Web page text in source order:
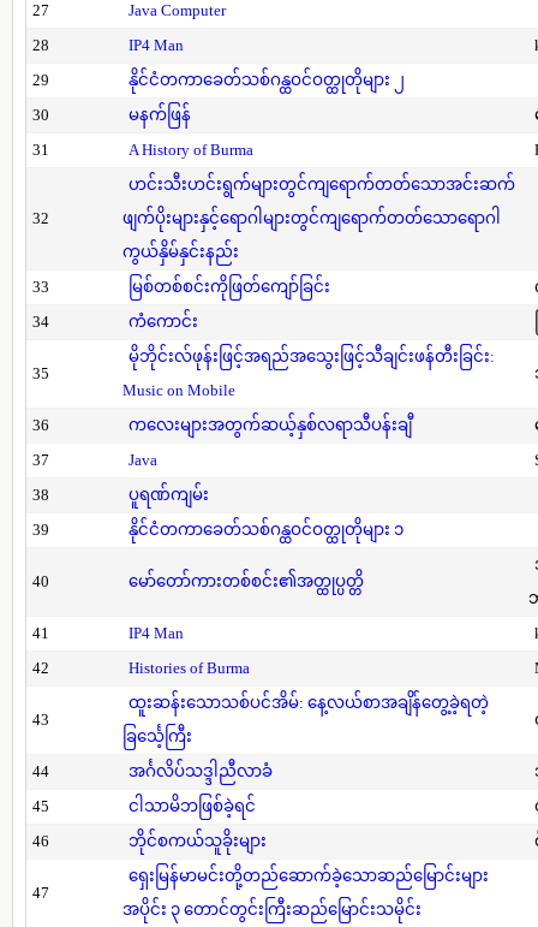
27
Java Computer
28
IP4 Man
29
နိုင်ငံတကာခေတ်သစ်ဂန္ထဝင်ဝတ္ထုတိုများ ၂
30
မနက်ဖြန်
31
A History of Burma
32
ဟင်းသီးဟင်းရွက်များတွင်ကျရောက်တတ်သောအင်းဆက်
ဖျက်ပိုးများနှင့်ရောဂါများတွင်ကျရောက်တတ်သောရောဂါ
ကွယ်နှိမ်နှင်းနည်း
33
မြစ်တစ်စင်းကိုဖြတ်ကျော်ခြင်း
34
ကံကောင်း
35
မိုဘိုင်းလ်ဖုန်းဖြင့်အရည်အသွေးဖြင့်သီချင်းဖန်တီးခြင်း:
Music on Mobile
36 ကလေးများအတွက်ဆယ့်နှစ်လရာသီပန်းချီ
37
Java
38
ပူရဏ်ကျမ်း
39
နိုင်ငံတကာခေတ်သစ်ဂန္ထဝင်ဝတ္ထုတိုများ ၁
40 မော်တော်ကားတစ်စင်း၏အတ္ထုပ္ပတ္တိ
41
IP4 Man
42
Histories of Burma
43
ထူးဆန်းသောသစ်ပင်အိမ်: နေ့လယ်စာအချိန်တွေ့ခဲ့ရတဲ့
ခြင်္သေ့ကြီး
44 အင်္ဂလိပ်သဒ္ဒါညီလာခံ
45
ငါသာမိဘဖြစ်ခဲ့ရင်
46
ဘိုင်စကယ်သူခိုးများ
47
ရှေးမြန်မာမင်းတို့တည်ဆောက်ခဲ့သောဆည်မြောင်းများ
အပိုင်း ၃ တောင်တွင်းကြီးဆည်မြောင်းသမိုင်း